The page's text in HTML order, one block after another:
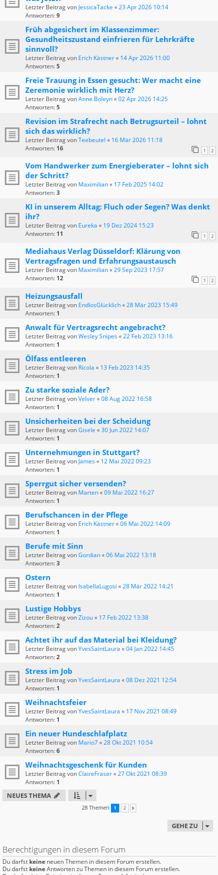
Letzter Beitrag von JessicaTacke «23 Apr 2026 10:14
Antworten:9
Früh abgesichert im Klassenzimmer:
Gesundheitszustand einfrieren für Lehrkräfte
sinnvoll?
Letzter Beitrag von Erich Kästner« 14 Apr 2026 11:00
Antworten:5
Freie Trauung in Essen gesucht: Wer macht eine
Zeremonie wirklich mit Herz?
Letzter Beitrag vonAnne Boleyn«02 Apr 2026 14:25
Antworten:5
Revision im Strafrecht nach Betrugsurteil – lohnt
sich das wirklich?
Letzter Beitrag vonTeebeutel « 16 Mär 2026 11:18
Antworten: 16 1 2
Vom Handwerker zum Energieberater – lohnt sich
der Schritt?
Letzter Beitrag von Maximilian« 17 Feb 2025 14:02
Antworten:3
KI in unserem Alltag: Fluch oder Segen? Was denkt
ihr?
Letzter Beitrag von Eureka « 19 Dez 2024 15:23
Antworten: 11 1 2
Mediahaus Verlag Düsseldorf: Klärung von
Vertragsfragen und Erfahrungsaustausch
Letzter Beitrag von Maximilian«29 Sep 2023 17:57
Antworten: 12 1 2
Heizungsausfall
Letzter Beitrag von EndlosGlücklich«28 Mär 2023 15:49
Antworten: 1
Anwalt für Vertragsrecht angebracht?
Letzter Beitrag vonWesley Snipes«22 Feb 2023 13:16
Antworten: 1
Ölfass entleeren
Letzter Beitrag von Ricola « 13 Feb 2023 14:35
Antworten: 1
Zu starke soziale Ader?
Letzter Beitrag vonVelver«08 Aug 2022 16:58
Antworten: 1
Unsicherheiten bei der Scheidung
Letzter Beitrag vonGisele «30 Jun 2022 14:07
Antworten: 1
Unternehmungen in Stuttgart?
Letzter Beitrag von James« 12 Mai 2022 09:23
Antworten: 1
Sperrgut sicher versenden?
Letzter Beitrag von Marten«09 Mai 2022 16:27
Antworten: 1
Berufschancen in der Pflege
Letzter Beitrag von Erich Kästner«06 Mai 2022 14:09
Antworten: 1
Berufe mit Sinn
Letzter Beitrag vonGordian«06 Mai 2022 13:18
Antworten:3
Ostern
Letzter Beitrag von IsabellaLugosi «28 Mär 2022 14:21
Antworten: 1
Lustige Hobbys
Letzter Beitrag vonZizou« 17 Feb 2022 13:38
Antworten:2
Achtet ihr auf das Material bei Kleidung?
Letzter Beitrag vonYvesSaintLaura «04 Jan 2022 14:45
Antworten:2
Stress im Job
Letzter Beitrag vonYvesSaintLaura «08 Dez 2021 12:54
Antworten: 1
Weihnachtsfeier
Letzter Beitrag vonYvesSaintLaura « 17 Nov 2021 08:49
Antworten: 1
Ein neuer Hundeschlafplatz
Letzter Beitrag von Mario7«28 Okt 2021 10:54
Antworten:6
Weihnachtsgeschenk für Kunden
Letzter Beitrag vonClaireFraser«27 Okt 2021 08:39
Antworten: 1
NEUES THEMA
28 Themen 1 2
GEHE ZU
Berechtigungen in diesem Forum
Du darfst keine neuen Themen in diesem Forum erstellen.
Du darfst keineAntworten zu Themen in diesem Forum erstellen.